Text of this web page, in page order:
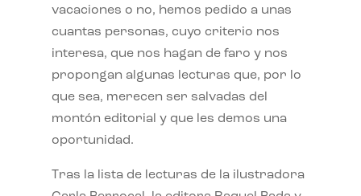
vacaciones o no, hemos pedido a unas
cuantas personas, cuyo criterio nos
interesa, que nos hagan de faro y nos
propongan algunas lecturas que, por lo
que sea, merecen ser salvadas del
montón editorial y que les demos una
oportunidad.
Tras la lista de lecturas de la ilustradora